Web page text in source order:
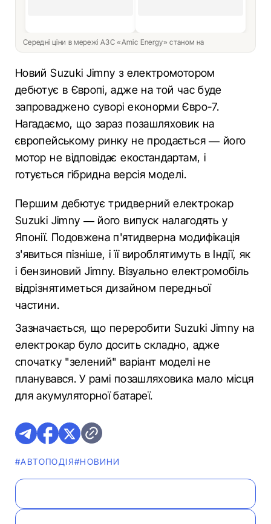
Середні ціни в мережі АЗС «Amic Energy» станом на
Новий Suzuki Jimny з електромотором
дебютує в Європі, адже на той час буде
запроваджено суворі еконорми Євро-7.
Нагадаємо, що зараз позашляховик на
європейському ринку не продається — його
мотор не відповідає екостандартам, і
готується гібридна версія моделі.
Першим дебютує тридверний електрокар
Suzuki Jimny — його випуск налагодять у
Японії. Подовжена п'ятидверна модифікація
з'явиться пізніше, і її вироблятимуть в Індії, як
і бензиновий Jimny. Візуально електромобіль
відрізнятиметься дизайном передньої
частини.
Зазначається, що переробити Suzuki Jimny на
електрокар було досить складно, адже
спочатку "зелений" варіант моделі не
планувався. У рамі позашляховика мало місця
для акумуляторної батареї.
#АВТОПОДІЯ#НОВИНИ